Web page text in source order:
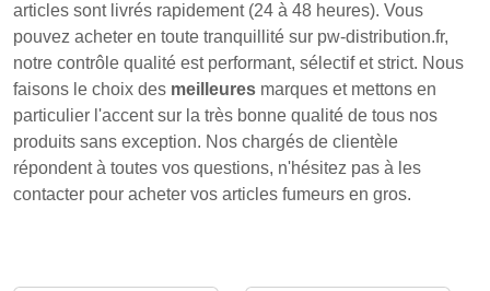
articles sont livrés rapidement (24 à 48 heures). Vous
pouvez acheter en toute tranquillité sur pw-distribution.fr,
notre contrôle qualité est performant, sélectif et strict. Nous
faisons le choix des meilleures marques et mettons en
particulier l'accent sur la très bonne qualité de tous nos
produits sans exception. Nos chargés de clientèle
répondent à toutes vos questions, n'hésitez pas à les
contacter pour acheter vos articles fumeurs en gros.